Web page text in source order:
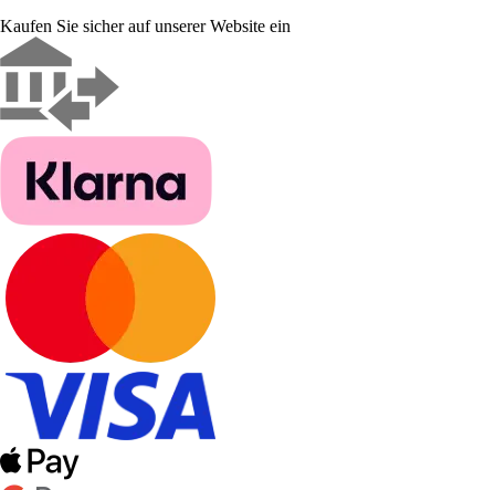
Kaufen Sie sicher auf unserer Website ein